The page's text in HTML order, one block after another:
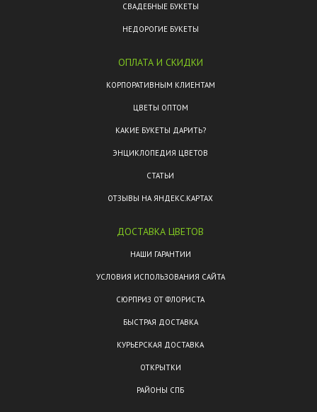
СВАДЕБНЫЕ БУКЕТЫ
НЕДОРОГИЕ БУКЕТЫ
ОПЛАТА И СКИДКИ
КОРПОРАТИВНЫМ КЛИЕНТАМ
ЦВЕТЫ ОПТОМ
КАКИЕ БУКЕТЫ ДАРИТЬ?
ЭНЦИКЛОПЕДИЯ ЦВЕТОВ
СТАТЬИ
ОТЗЫВЫ НА ЯНДЕКС.КАРТАХ
ДОСТАВКА ЦВЕТОВ
НАШИ ГАРАНТИИ
УСЛОВИЯ ИСПОЛЬЗОВАНИЯ САЙТА
СЮРПРИЗ ОТ ФЛОРИСТА
БЫСТРАЯ ДОСТАВКА
КУРЬЕРСКАЯ ДОСТАВКА
ОТКРЫТКИ
РАЙОНЫ СПБ